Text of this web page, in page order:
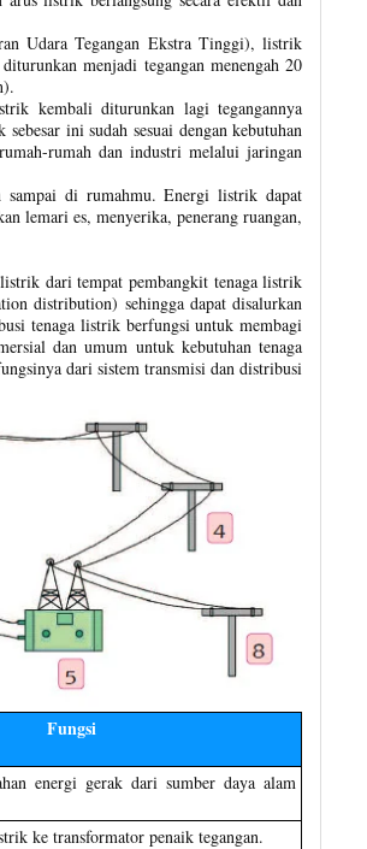
Udara Tegangan Ekstra Tinggi), listrik
menjadi tegangan menengah 20
kembali diturunkan lagi tegangannya
ini sudah sesuai dengan kebutuhan
rumah dan industri melalui jaringan
di rumahmu. Energi listrik dapat
lemari es, menyerika, penerang ruangan,
dari tempat pembangkit tenaga listrik
distribution) sehingga dapat disalurkan
tenaga listrik berfungsi untuk membagi
dan umum untuk kebutuhan tenaga
dari sistem transmisi dan distribusi
Fungsi
energi gerak dari sumber daya alam
ke transformator penaik tegangan.